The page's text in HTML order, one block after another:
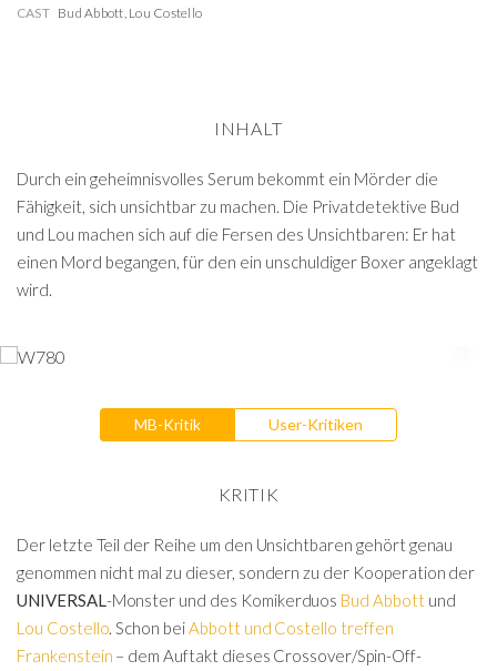
CAST Bud Abbott, Lou Costello
INHALT
Durch ein geheimnisvolles Serum bekommt ein Mörder die
Fähigkeit, sich unsichtbar zu machen. Die Privatdetektive Bud
und Lou machen sich auf die Fersen des Unsichtbaren: Er hat
einen Mord begangen, für den ein unschuldiger Boxer angeklagt
wird.
MB-Kritik User-Kritiken
KRITIK
Der letzte Teil der Reihe um den Unsichtbaren gehört genau
genommen nicht mal zu dieser, sondern zu der Kooperation der
UNIVERSAL -Monster und des Komikerduos Bud Abbottund
Lou Costello . Schon bei Abbott und Costello treffen
Frankenstein – dem Auftakt dieses Crossover/Spin-Off-